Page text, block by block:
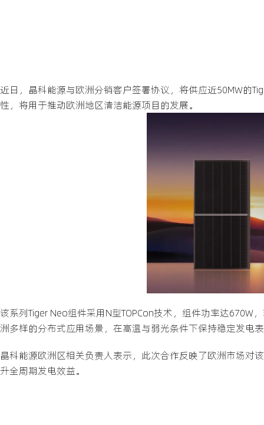
近日，晶科能源与欧洲分销客户签署协议，将供应近50MW的
性，将用于推动欧洲地区清洁能源项目的发展。
该系列Tiger Neo组件采用N型TOPCon技术，组件功率达
洲多样的分布式应用场景，在高温与弱光条件下保持稳定发电
晶科能源欧洲区相关负责人表示，此次合作反映了欧洲市场对
升全周期发电效益。